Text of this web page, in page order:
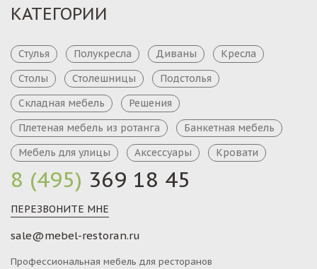
8 (495) 369 18 45
ПЕРЕЗВОНИТЕ МНЕ
sale@mebel-restoran.ru
Профессиональная мебель для ресторанов
КАТЕГОРИИ
Стулья Полукресла Диваны
Кресла
Столы
Столешницы
Подстолья
Складная мебель
Решения
Плетеная мебель из ротанга
Банкетная мебель
Мебель для улицы
Аксессуары Кровати